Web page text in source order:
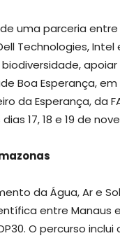
uma parceria entre
Technologies,
Boa Esperança,
da Esperança, da
17, 18 e 19 de
da Água, Ar e
entre Manaus
O percurso